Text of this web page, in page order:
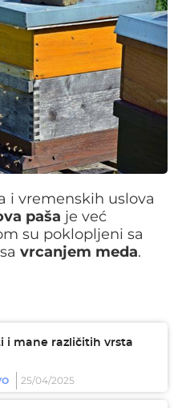
i vremenskih uslova
paša je već
su poklopljeni sa
vrcanjem meda.
i mane različitih vrsta
25/04/2025